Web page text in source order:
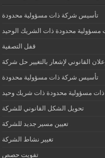
تأسيس شركة ذات مسؤولية محدودة
محدودة ذات الشريك الوحيد
قفل التصفية
القانوني لإشعار بالتغيير حل شركة
تأسيس شركة ذات مسؤولية محدودة
مسؤولية محدودة ذات شريك وحيد
تحويل الشكل القانوني للشركة
تعيين مسير جديد للشركة
تغيير نشاط الشركة
تفويت حصص